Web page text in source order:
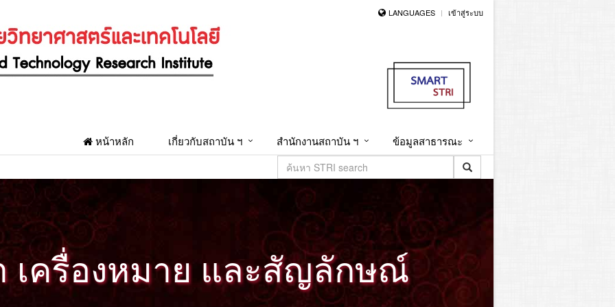
LANGUAGES เข้าสู่ระบบ
หน้าหลัก เกี่ยวกับสถาบัน ฯ สำนักงานสถาบัน ฯ ข้อมูลสาธารณะ
เครื่องหมาย และสัญลักษณ์